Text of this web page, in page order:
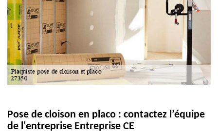
Pose de cloison en placo : contactez l’équipe
de l'entreprise Entreprise CE